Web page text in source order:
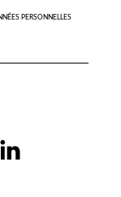
PERSONNELLES